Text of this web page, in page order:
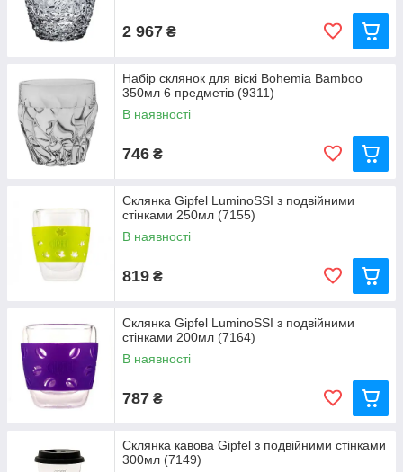
2 967 ₴
Набір склянок для віскі Bohemia Bamboo
350мл 6 предметів (9311)
В наявності
746 ₴
Склянка Gipfel LuminoSSI з подвійними
стінками 250мл (7155)
В наявності
819 ₴
Склянка Gipfel LuminoSSI з подвійними
стінками 200мл (7164)
В наявності
787 ₴
Склянка кавова Gipfel з подвійними стінками
300мл (7149)